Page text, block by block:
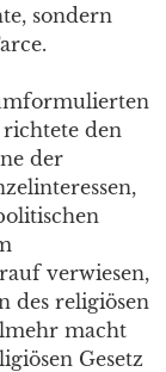
sondern
richtete den
der
verwiesen,
des religiösen
macht
Gesetz